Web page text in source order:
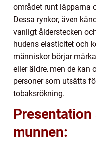
området runt läpparna
Dessa rynkor, även
vanligt ålderstecken
hudens elasticitet och
människor börjar
eller äldre, men de kan
personer som utsätts
tobaksrökning.
munnen: